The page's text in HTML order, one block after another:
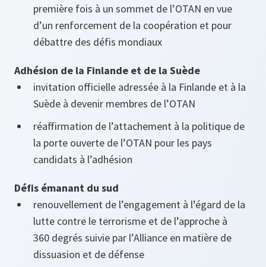
première fois à un sommet de l’OTAN en vue
d’un renforcement de la coopération et pour
débattre des défis mondiaux
Adhésion de la Finlande et de la Suède
invitation officielle adressée à la Finlande et à la
Suède à devenir membres de l’OTAN
réaffirmation de l’attachement à la politique de
la porte ouverte de l’OTAN pour les pays
candidats à l’adhésion
Défis émanant du sud
renouvellement de l’engagement à l’égard de la
lutte contre le terrorisme et de l’approche à
360 degrés suivie par l’Alliance en matière de
dissuasion et de défense